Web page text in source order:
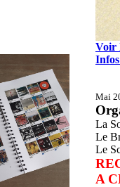
Voir
Mai
La
Le
Le
A